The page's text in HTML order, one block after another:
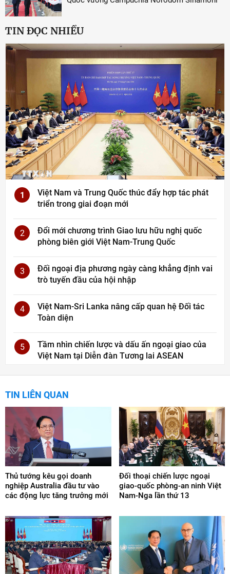
TIN ĐỌC NHIỀU
1
Việt Nam và Trung Quốc thúc đẩy hợp tác phát
triển trong giai đoạn mới
2
Đổi mới chương trình Giao lưu hữu nghị quốc
phòng biên giới Việt Nam-Trung Quốc
3
Đối ngoại địa phương ngày càng khẳng định vai
trò tuyến đầu của hội nhập
4
Việt Nam-Sri Lanka nâng cấp quan hệ Đối tác
Toàn diện
5
Tầm nhìn chiến lược và dấu ấn ngoại giao của
Việt Nam tại Diễn đàn Tương lai ASEAN
TIN LIÊN QUAN
Thủ tướng kêu gọi doanh
nghiệp Australia đầu tư vào
các động lực tăng trưởng mới
Đối thoại chiến lược ngoại
giao-quốc phòng-an ninh Việt
Nam-Nga lần thứ 13